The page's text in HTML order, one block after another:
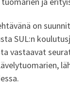
on
SUL:n
vastaavat